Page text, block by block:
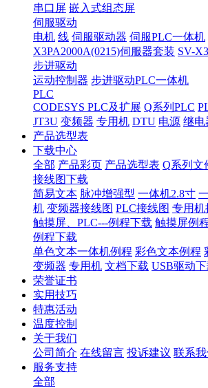
串口屏 嵌入式组态屏
伺服驱动
电机 线 伺服驱动器 伺服PLC一体机
X3PA2000A(0215)伺服器套装 SV-
步进驱动
运动控制器 步进驱动PLC一体机
PLC
CODESYS PLC及扩展 Q系列PLC
JT3U 变频器 专用机 DTU 电源 继电
产品选型表
下载中心
全部 产品彩页 产品选型表 Q系列文
接线图下载
简易文本 脉冲增强型 一体机2.8寸
机 变频器接线图 PLC接线图 专用机
触摸屏、PLC---例程下载 触摸屏例
例程下载
单色文本一体机例程 彩色文本例程
变频器 专用机 文档下载 USB驱动
荣誉证书
实用技巧
特惠活动
温度控制
关于我们
公司简介 在线留言 投诉建议 联系
服务支持
全部